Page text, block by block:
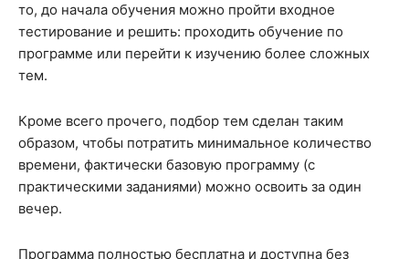
то, до начала обучения можно пройти входное
тестирование и решить: проходить обучение по
программе или перейти к изучению более сложных
тем.
Кроме всего прочего, подбор тем сделан таким
образом, чтобы потратить минимальное количество
времени, фактически базовую программу (с
практическими заданиями) можно освоить за один
вечер.
Программа полностью бесплатна и доступна без